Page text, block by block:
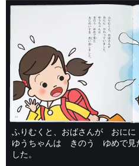
ふりむくと、おばさんが おにに
ゆうちゃんは きのう ゆめで
した。